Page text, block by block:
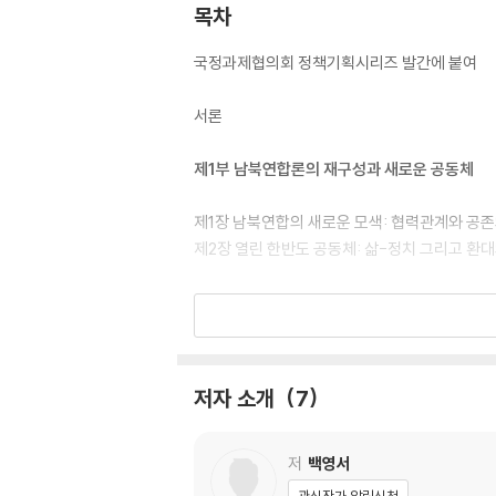
목차
국정과제협의회 정책기획시리즈 발간에 붙여
서론
제1부 남북연합론의 재구성과 새로운 공동체
제1장 남북연합의 새로운 모색: 협력관계와 공
제2장 열린 한반도 공동체: 삶-정치 그리고 환대
제2부 새로운 남북관계 발전 비전
제5장 남북연합과 동아시아 협력
저자 소개 7
저 백영서